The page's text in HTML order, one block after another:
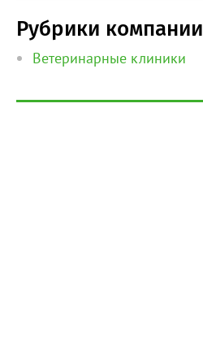
Рубрики компании
Ветеринарные клиники